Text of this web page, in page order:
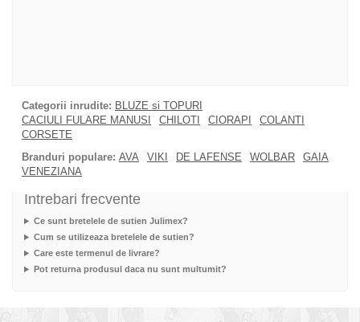
Categorii inrudite: BLUZE si TOPURI
CACIULI FULARE MANUSI
CHILOTI CIORAPI
COLANTI
CORSETE
Branduri populare: AVA VIKI DE LAFENSE WOLBAR
GAIA
VENEZIANA
Intrebari frecvente
Ce sunt bretelele de sutien Julimex?
Cum se utilizeaza bretelele de sutien?
Care este termenul de livrare?
Pot returna produsul daca nu sunt multumit?